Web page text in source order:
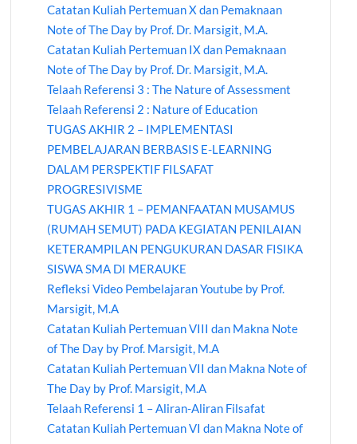
Catatan Kuliah Pertemuan X dan Pemaknaan
Note of The Day by Prof. Dr. Marsigit, M.A.
Catatan Kuliah Pertemuan IX dan Pemaknaan
Note of The Day by Prof. Dr. Marsigit, M.A.
Telaah Referensi 3 : The Nature of Assessment
Telaah Referensi 2 : Nature of Education
TUGAS AKHIR 2 – IMPLEMENTASI
PEMBELAJARAN BERBASIS E-LEARNING
DALAM PERSPEKTIF FILSAFAT
PROGRESIVISME
TUGAS AKHIR 1 – PEMANFAATAN MUSAMUS
(RUMAH SEMUT) PADA KEGIATAN PENILAIAN
KETERAMPILAN PENGUKURAN DASAR FISIKA
SISWA SMA DI MERAUKE
Refleksi Video Pembelajaran Youtube by Prof.
Marsigit, M.A
Catatan Kuliah Pertemuan VIII dan Makna Note
of The Day by Prof. Marsigit, M.A
Catatan Kuliah Pertemuan VII dan Makna Note of
The Day by Prof. Marsigit, M.A
Telaah Referensi 1 – Aliran-Aliran Filsafat
Catatan Kuliah Pertemuan VI dan Makna Note of